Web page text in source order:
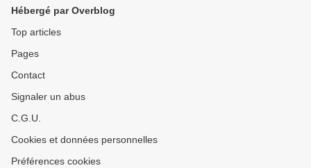
Hébergé par Overblog
Top articles
Pages
Contact
Signaler un abus
C.G.U.
Cookies et données personnelles
Préférences cookies